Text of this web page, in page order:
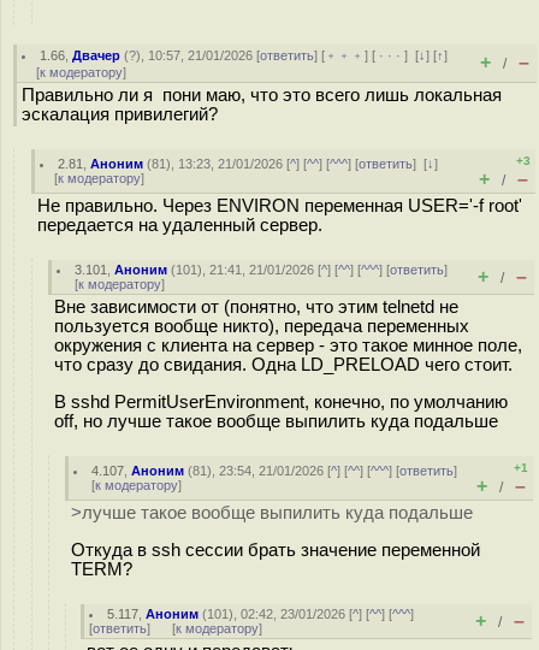
1.66 ,Двачер (?), 10:57, 21/01/2026 [ответить] [ ﹢﹢﹢] [ · · ·][↓] [↑]
[к модератору] + / –
Правильно ли я пони маю, что это всего лишь локальная
эскалация привилегий?
2.81 ,Аноним (81), 13:23, 21/01/2026 [^] [^^] [^^^] [ответить][↓]
[к модератору]
+3
+ / –
Не правильно. Через ENVIRON переменная USER='-f root'
передается на удаленный сервер.
3.101 ,Аноним (101), 21:41, 21/01/2026 [^] [^^] [^^^] [ответить]
[к модератору] + / –
Вне зависимости от (понятно, что этим telnetd не
пользуется вообще никто), передача переменных
окружения с клиента на сервер - это такое минное поле,
что сразу до свидания. Одна LD_PRELOAD чего стоит.
В sshd PermitUserEnvironment, конечно, по умолчанию
off, но лучше такое вообще выпилить куда подальше
4.107 ,Аноним (81), 23:54, 21/01/2026 [^] [^^] [^^^] [ответить]
[к модератору]
+1
+ / –
>лучше такое вообще выпилить куда подальше
Откуда в ssh сессии брать значение переменной
TERM?
5.117 ,Аноним (101), 02:42, 23/01/2026 [^] [^^] [^^^]
[ответить] [к модератору] + / –